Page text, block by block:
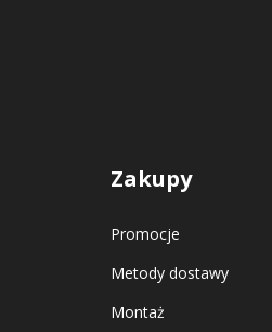
Zakupy
Promocje
Metody dostawy
Montaż